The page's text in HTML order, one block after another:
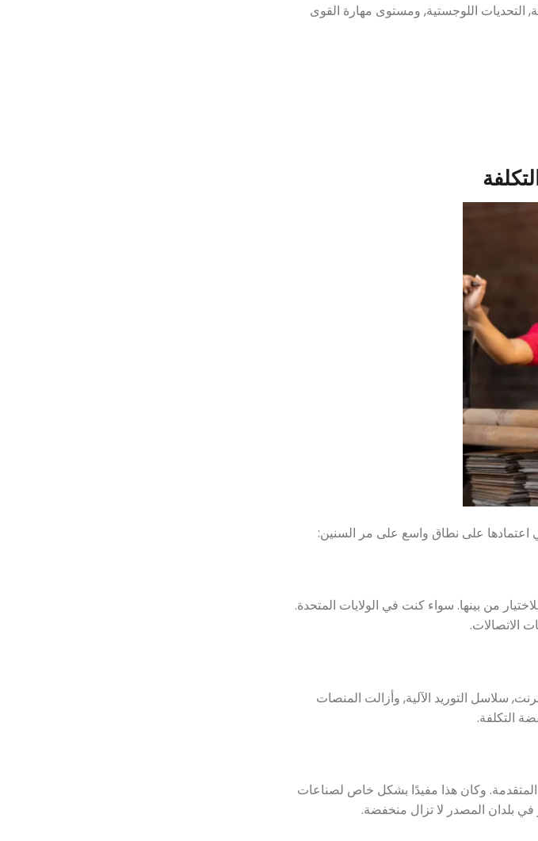
التحديات اللوجستية, ومستوى مهارة القوى
على نطاق واسع على مر السنين:
من بينها. سواء كنت في الولايات المتحدة.
الاتصالات.
سلاسل التوريد الآلية, وأزالت المنصات
التكلفة.
المتقدمة. وكان هذا مفيدًا بشكل خاص لصناعات
بلدان المصدر لا تزال منخفضة.